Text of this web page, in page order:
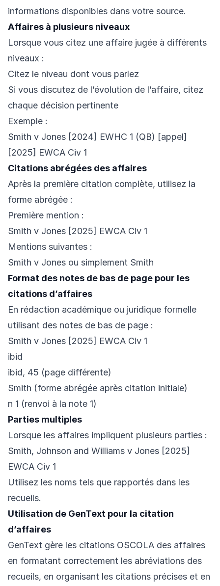
informations disponibles dans votre source.
Affaires à plusieurs niveaux
Lorsque vous citez une affaire jugée à différents
niveaux :
Citez le niveau dont vous parlez
Si vous discutez de l’évolution de l’affaire, citez
chaque décision pertinente
Exemple :
Smith v Jones [2024] EWHC 1 (QB) [appel]
[2025] EWCA Civ 1
Citations abrégées des affaires
Après la première citation complète, utilisez la
forme abrégée :
Première mention :
Smith v Jones [2025] EWCA Civ 1
Mentions suivantes :
Smith v Jones ou simplement Smith
Format des notes de bas de page pour les
citations d’affaires
En rédaction académique ou juridique formelle
utilisant des notes de bas de page :
Smith v Jones [2025] EWCA Civ 1
ibid
ibid, 45 (page différente)
Smith (forme abrégée après citation initiale)
n 1 (renvoi à la note 1)
Parties multiples
Lorsque les affaires impliquent plusieurs parties :
Smith, Johnson and Williams v Jones [2025]
EWCA Civ 1
Utilisez les noms tels que rapportés dans les
recueils.
Utilisation de GenText pour la citation
d’affaires
GenText gère les citations OSCOLA des affaires
en formatant correctement les abréviations des
recueils, en organisant les citations précises et en